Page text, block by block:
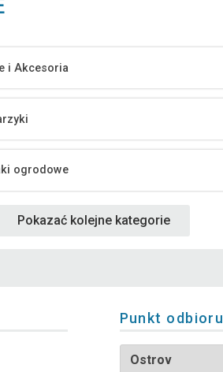
i Akcesoria
ogrodowe
Pokazać kolejne kategorie
Punkt odbioru